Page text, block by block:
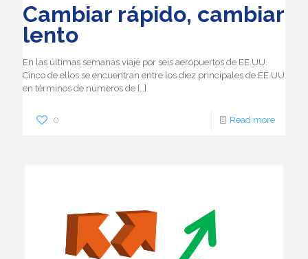
Cambiar rápido, cambiar
lento
En las últimas semanas viajé por seis aeropuertos de EE.UU.
Cinco de ellos se encuentran entre los diez principales de EE.UU
en términos de números de […]
0 Read more